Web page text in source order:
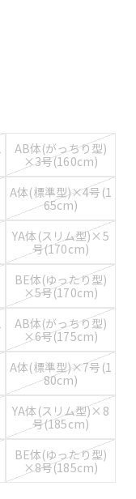
AB体(がっちり型)
×3号(160cm)
A体(標準型)×4号(1
65cm)
YA体(スリム型)×5
号(170cm)
BE体(ゆったり型)
×5号(170cm)
AB体(がっちり型)
×6号(175cm)
A体(標準型)×7号(1
80cm)
YA体(スリム型)×8
号(185cm)
BE体(ゆったり型)
×8号(185cm)